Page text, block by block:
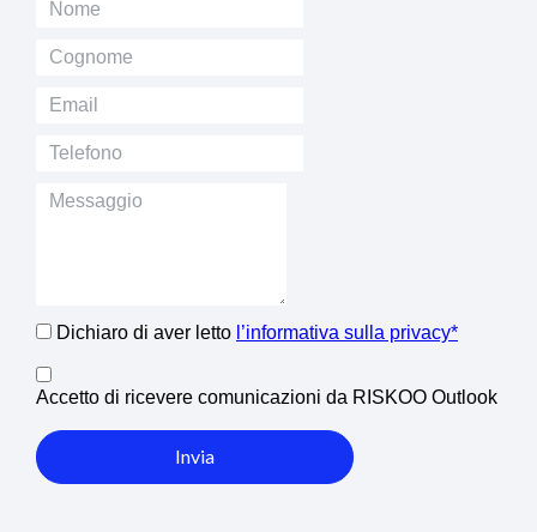
Dichiaro di aver letto l’informativa sulla privacy*
Accetto di ricevere comunicazioni da RISKOO Outlook
Invia